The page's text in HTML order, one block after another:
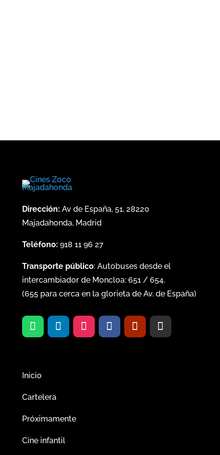
Dirección: Av de España, 51, 28220
Majadahonda, Madrid
Teléfono: 918 11 96 27
Transporte público: Autobuses desde el
intercambiador de Moncloa: 651/ 654.
(655para cerca en la glorieta de Av. de España)
Inicio
Cartelera
Próximamente
Cine infantil